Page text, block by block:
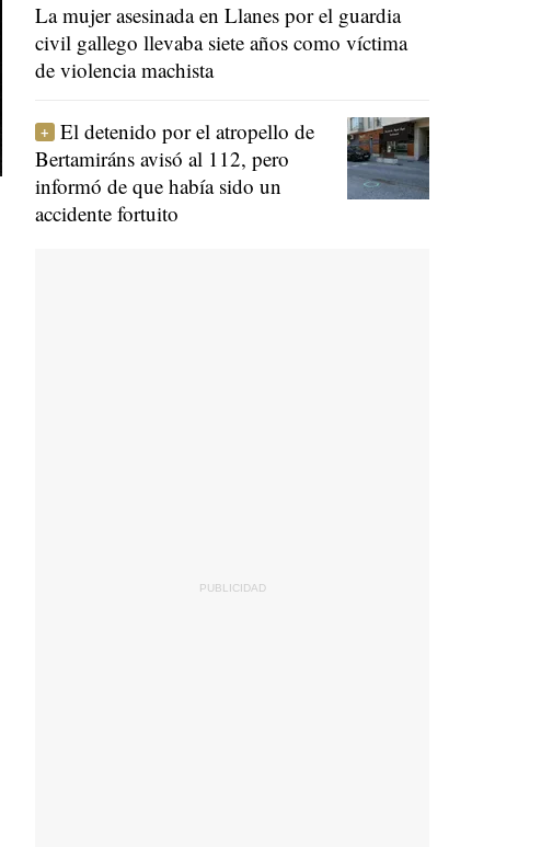
La mujer asesinada en Llanes por el guardia
civil gallego llevaba siete años como víctima
de violencia machista
El detenido por el atropello de
Bertamiráns avisó al 112, pero
informó de que había sido un
accidente fortuito